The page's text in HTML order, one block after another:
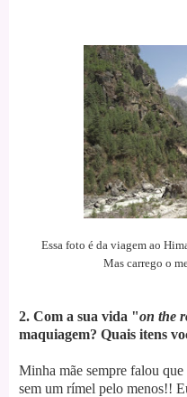
Essa foto é da viagem ao
Mas carrego o
2. Com a sua vida "on the
maquiagem? Quais itens
Minha mãe sempre falou
sem um rímel pelo menos!!